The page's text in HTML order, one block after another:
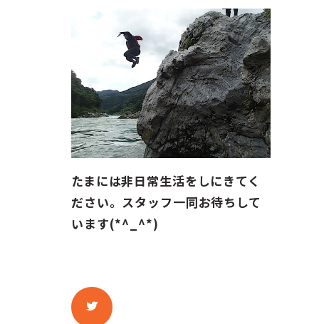
たまには非日常生活をしにきてく
ださい。スタッフ一同お待ちして
います(*^_^*)